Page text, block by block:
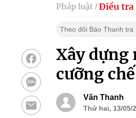
Pháp luật / Điều tra
Theo dõi Báo Thanh tra
Xây dựng
cưỡng
Văn Thanh
Thứ hai, 13/05/